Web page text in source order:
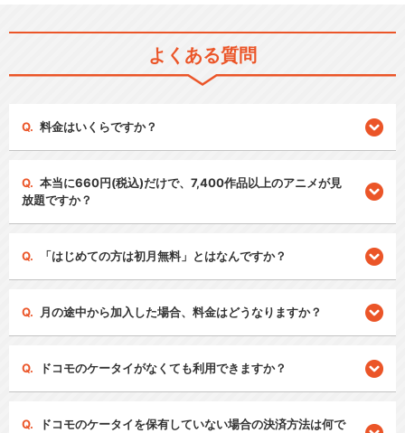
よくある質問
料金はいくらですか？
本当に660円(税込)だけで、7,400作品以上のアニメが見
放題ですか？
「はじめての方は初月無料」とはなんですか？
月の途中から加入した場合、料金はどうなりますか？
ドコモのケータイがなくても利用できますか？
ドコモのケータイを保有していない場合の決済方法は何で